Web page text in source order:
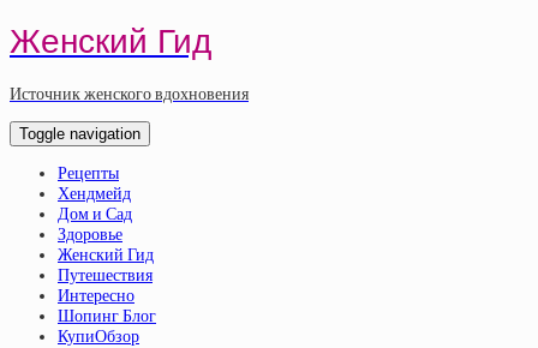
Женский Гид
Источник женского вдохновения
Toggle navigation
Рецепты
Хендмейд
Дом и Сад
Здоровье
Женский Гид
Путешествия
Интересно
Шопинг Блог
КупиОбзор